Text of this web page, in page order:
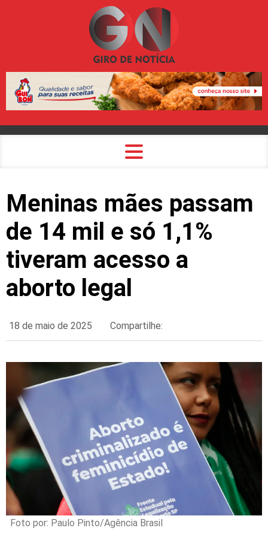
Meninas mães passam
de 14 mil e só 1,1%
tiveram acesso a
aborto legal
18 de maio de 2025 Compartilhe:
Foto por: Paulo Pinto/Agência Brasil